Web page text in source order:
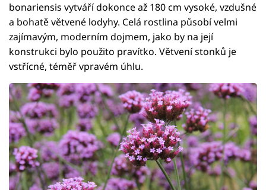
bonariensis vytváří dokonce až 180 cm vysoké, vzdušné
a bohatě větvené lodyhy. Celá rostlina působí velmi
zajímavým, moderním dojmem, jako by na její
konstrukci bylo použito pravítko. Větvení stonků je
vstřícné, téměř vpravém úhlu.